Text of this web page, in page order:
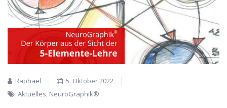
Raphael
5. Oktober 2022
Aktuelles, NeuroGraphik®